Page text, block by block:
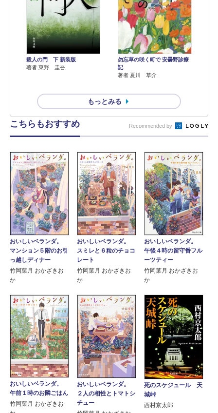
殺人の門 下 新装版
著者 東野 圭吾
勿忘草の咲く町で 安曇野診療
記
著者 夏川 草介
もっとみる
こちらもおすすめ Recommended by
おいしいベランダ。
マンション５階のお引
っ越しディナー
竹岡葉月 おかざきお
か
おいしいベランダ。
スミレと６粒のチョコ
レート
竹岡葉月 おかざきお
か
おいしいベランダ。
午後４時の留守番フル
ーツティー
竹岡葉月 おかざきお
か
おいしいベランダ。
午前１時のお隣ごはん
竹岡葉月 おかざきお
おいしいベランダ。
２人の相性とトマトシ
チュー
死のスケジュール 天
城峠
西村京太郎